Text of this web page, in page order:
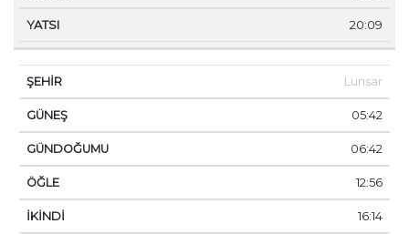
20:09
Lunsar
05:42
06:42
12:56
16:14